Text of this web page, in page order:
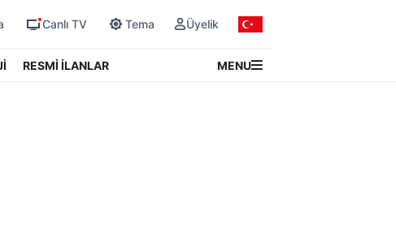
Canlı TV Tema Üyelik
RESMİ İLANLAR MENU